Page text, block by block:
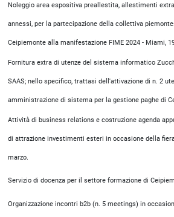
Noleggio area espositiva preallestita, allestimenti
annessi, per la partecipazione della collettiva
Ceipiemonte alla manifestazione FIME 2024 - Miami,
Fornitura extra di utenze del sistema informatico
SAAS; nello specifico, trattasi dell'attivazione di n. 2
amministrazione di sistema per la gestione paghe di
Attività di business relations e costruzione agenda
di attrazione investimenti esteri in occasione della
marzo.
Servizio di docenza per il settore formazione di
Organizzazione incontri b2b (n. 5 meetings) in